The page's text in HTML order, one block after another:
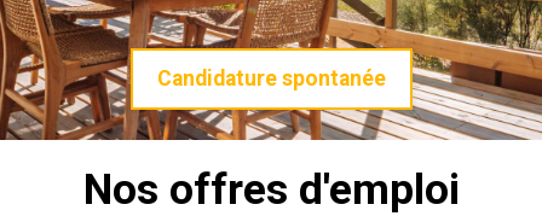
Candidature spontanée
Nos offres d'emploi